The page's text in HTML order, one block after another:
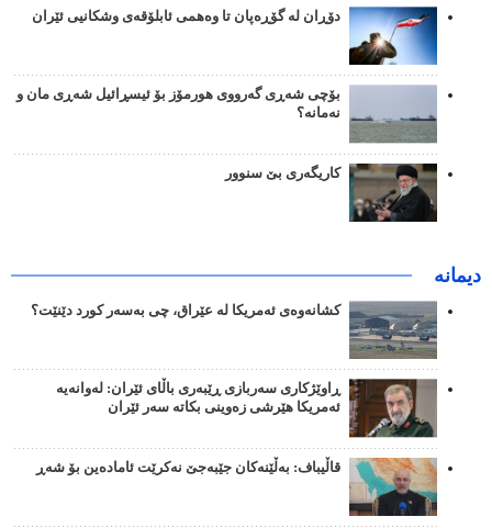
دۆڕان لە گۆڕەپان تا وەهمی ئابلۆقەی وشکانیی ئێران
بۆچی شەڕی گەرووی هورمۆز بۆ ئیسڕائیل شەڕی مان و
نەمانە؟
کاریگەری بێ سنوور
دیمانە
کشانەوەی ئەمریکا لە عێراق، چی بەسەر کورد دێنێت؟
ڕاوێژکاری سەربازی ڕێبەری باڵای ئێران: لەوانەیە
ئەمریکا هێرشی زەوینی بکاتە سەر ئێران
قاڵیباف: بەڵێنەکان جێبەجێ نەکرێت ئامادەین بۆ شەڕ